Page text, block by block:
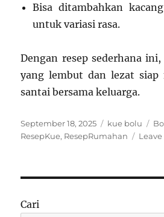
Bisa ditambahkan
untuk variasi rasa.
Dengan resep sederhana
yang lembut dan lezat siap
santai bersama keluarga.
Posted
on
September 18, 2025 Categories
kue bolu
ResepKue, ResepRumahan
Cari